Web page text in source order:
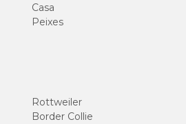
Casa
Peixes
Rottweiler
Border Collie